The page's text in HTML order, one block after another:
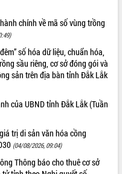
chính về mã số vùng trồng
số hóa dữ liệu, chuẩn hóa,
sầu riêng, cơ sở đóng gói và
sản trên địa bàn tỉnh Đắk Lắk
của UBND tỉnh Đắk Lắk (Tuần
trị di sản văn hóa cồng
(04/08/2026, 09:04)
Thông báo cho thuê cơ sở